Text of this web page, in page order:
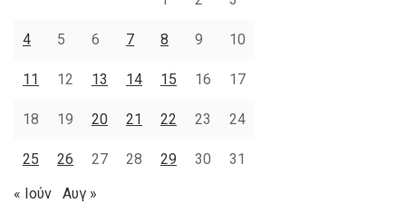
4 5 6 7 8 9 10
11 12 13 14 15 16 17
18 19 20 21 22 23 24
25 26 27 28 29 30
31
« Ιούν
Αυγ »